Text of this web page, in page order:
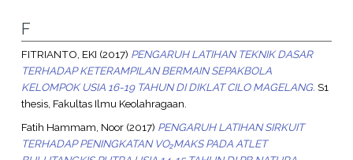
F
FITRIANTO, EKI (2017) PENGARUH LATIHAN TEKNIK DASAR
TERHADAP KETERAMPILAN BERMAIN SEPAKBOLA
KELOMPOK USIA 16-19 TAHUN DI DIKLAT CILO MAGELANG. S1
thesis, Fakultas Ilmu Keolahragaan.
Fatih Hammam, Noor(2017) PENGARUH LATIHAN SIRKUIT
TERHADAP PENINGKATAN VO₂MAKS PADA ATLET